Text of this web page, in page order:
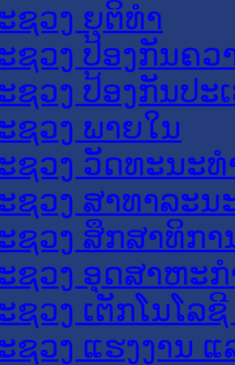
ຊວງ ຍຸຕິທໍາ
ຊວງ ປ້ອງກັນຄວ
ຊວງ ປ້ອງກັນປະ
ຊວງ ພາຍໃນ
ຊວງ ວັດທະນະ
ຊວງ ສາທາລະນ
ຊວງ ສຶກສາທິກາ
ຊວງ ອຸດສາຫະ
ຊວງ ເຕັກໂນໂລ
ຊວງ ແຮງງານ